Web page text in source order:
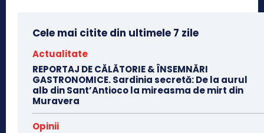
Cele mai citite din ultimele 7 zile
Actualitate
REPORTAJ DE CĂLĂTORIE & ÎNSEMNĂRI
GASTRONOMICE. Sardinia secretă: De la aurul
alb din Sant’Antioco la mireasma de mirt din
Muravera
Opinii